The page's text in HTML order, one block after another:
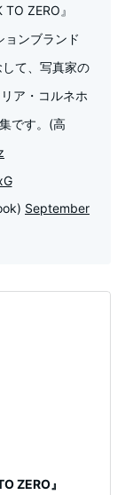
ZERO』
ョンブランド
て、写真家の
ア・コルネホ
です。(高
September
ZERO』